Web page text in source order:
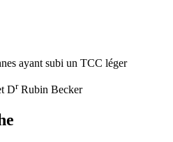
ayant subi un TCC léger
DrRubin Becker